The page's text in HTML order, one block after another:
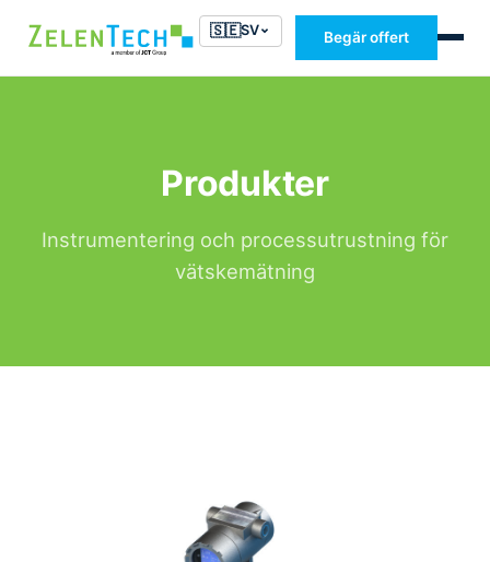
🇸🇪SV Begär offert
Produkter
Instrumentering och processutrustning för
vätskemätning